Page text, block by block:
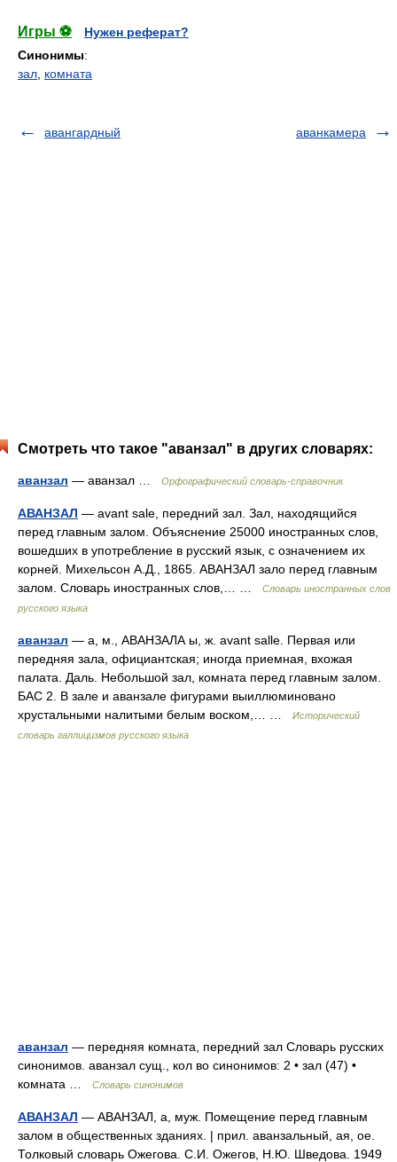
Игры ⚽
Нужен реферат?
Синонимы:
зал комната
авангардный аванкамера
Смотреть что такое "аванзал" в других словарях:
аванзал — аванзал … Орфографический словарь-справочник
АВАНЗАЛ — avant sale, передний зал. Зал, находящийся
перед главным залом. Объяснение 25000 иностранных слов,
вошедших в употребление в русский язык, с означением их
корней. Михельсон А.Д., 1865. АВАНЗАЛ зало перед главным
залом. Словарь иностранных слов,… …
Словарь иностранных слов
русского языка
аванзал — а, м., АВАНЗАЛА ы, ж. avant salle. Первая или
передняя зала, официантская; иногда приемная, вхожая
палата. Даль. Небольшой зал, комната перед главным залом.
БАС 2. В зале и аванзале фигурами выиллюминовано
хрустальными налитыми белым воском,… …
Исторический
словарь галлицизмов русского языка
аванзал — передняя комната, передний зал Словарь русских
синонимов. аванзал сущ., кол во синонимов: 2 • зал (47) •
комната …
Словарь синонимов
АВАНЗАЛ — АВАНЗАЛ, а, муж. Помещение перед главным
залом в общественных зданиях. | прил. аванзальный, ая, ое.
Толковый словарь Ожегова. С.И. Ожегов, Н.Ю. Шведова. 1949